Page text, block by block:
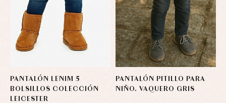
PANTALÓN LENIM 5
BOLSILLOS COLECCIÓN
LEICESTER
PANTALÓN PITILLO PARA
NIÑO. VAQUERO GRIS